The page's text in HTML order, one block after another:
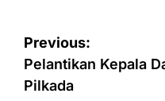
Post
navigation
Previous:
Pelantikan Kepala
Pilkada